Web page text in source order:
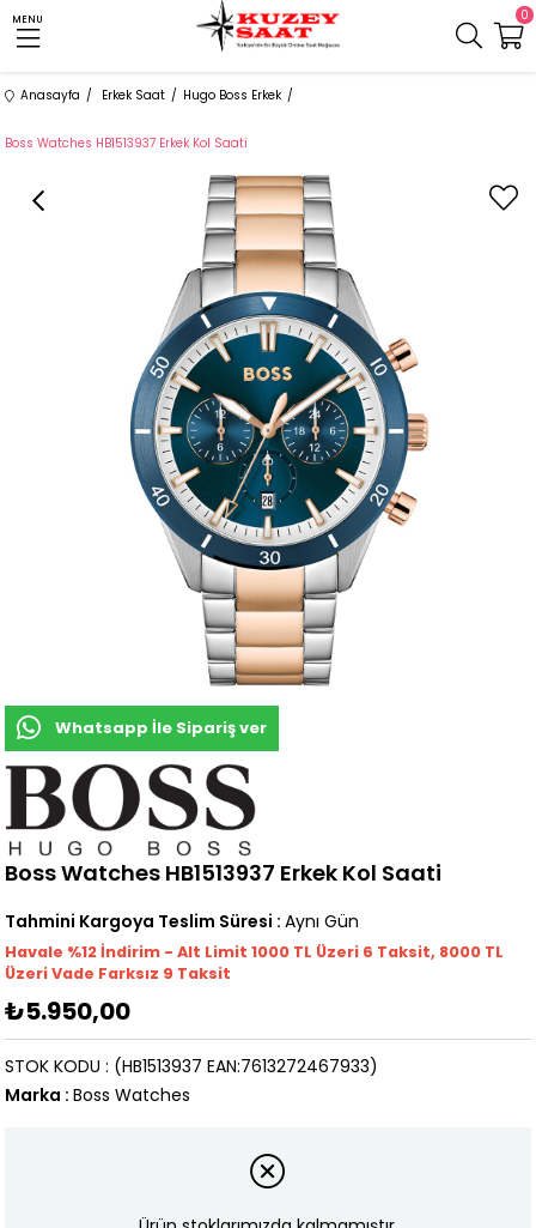
MENU 0
Anasayfa Erkek Saat Hugo Boss Erkek
Boss Watches HB1513937 Erkek Kol Saati
Whatsapp İle Sipariş ver
Boss Watches HB1513937 Erkek Kol Saati
Tahmini Kargoya Teslim Süresi : Aynı Gün
Havale %12 İndirim - Alt Limit 1000 TL Üzeri 6 Taksit, 8000 TL
Üzeri Vade Farksız 9 Taksit
₺5.950,00
(HB1513937 EAN:7613272467933)
STOK KODU
Marka : Boss Watches